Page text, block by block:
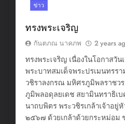
ข่าว
ทรงพระเจริญ
กันตภณ นาคภพ 2 years
ทรงพระเจริญ เนื่องในโอกาสวั
พระบาทสมเด็จพระปรเมนทรร
วชิราลงกรณ มหิศรภูมิพลราชว
ภูมิพลอดุลยเดช สยามินทราธิเ
นาถบพิตร พระวชิรเกล้าเจ้าอยู่
๒๕๖๗ ด้วยเกล้าด้วยกระหม่อม